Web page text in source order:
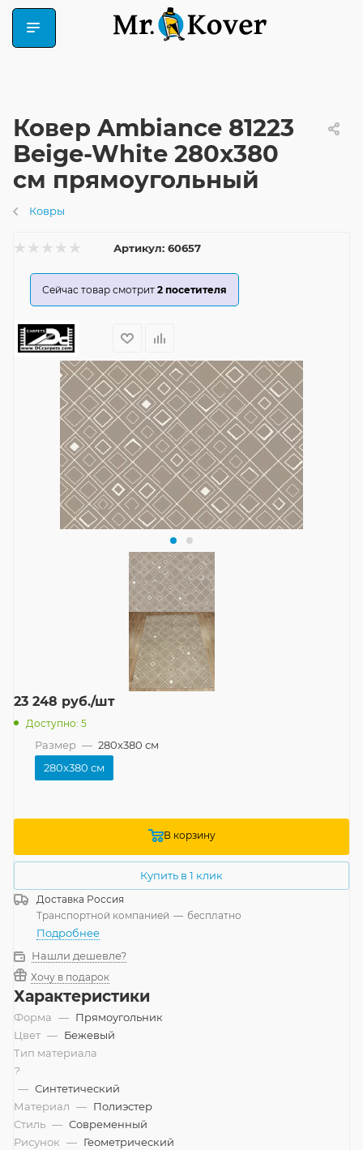
Ковер Ambiance 81223
Beige-White 280x380
см прямоугольный
Ковры
Артикул: 60657
Сейчас товар смотрит 2 посетителя
23 248 руб./шт
Доступно: 5
Размер — 280x380 см
280x380 см
В корзину
Купить в 1 клик
Доставка Россия
Транспортной компанией — бесплатно
Подробнее
Нашли дешевле?
Хочу в подарок
Характеристики
Форма — Прямоугольник
Цвет — Бежевый
Тип материала
?
— Синтетический
Материал — Полиэстер
Стиль — Современный
Рисунок — Геометрический